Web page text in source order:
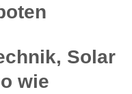
Solar
wie